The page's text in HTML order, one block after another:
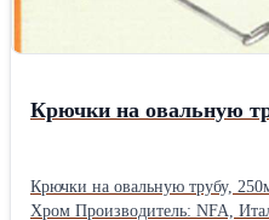
Крючки на овальную
Крючки на овальную трубу, 250мм Артикул: 409B/A
Хром Производитель: NFA,